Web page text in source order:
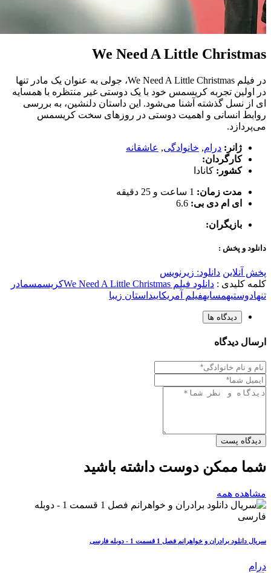
We Need A Little Christmas
در فیلم We Need A Little Christmas، جولی به عنوان یک مادر تنها
در اولین تجربه کریسمس خود با یک دوستی غیر منتظره با همسایه
ای از نسل گذشته آشنا می‌شود. این داستان دلنشین، به بررسی
روابط انسانی و اهمیت دوستی در روزهای سخت کریسمس
می‌پردازد.
ژانر: درام, خانوادگی, عاشقانه
کارگردان:
کشور: کانادا
مدت زمان: 1 ساعت و 25 دقیقه
ای ام دی بی: 6.6
بازیگران:
دانلود و پخش :
پخش آنلاین دانلود: زیرنویس
کلمه کلیدی : دانلود فیلم We Need A Little Christmas کریسمسمادر
تنهادوستیهمسایهفیلم آمریکاییداستان زیبا
دیدگاه ها
ارسال دیدگاه
دیدگاه پست
شما ممکن دوست داشته باشید
مشاهده همه
سریال دانلود برادران و خواهرانم فصل 1 قسمت 1 - دوبله فارسی
درام